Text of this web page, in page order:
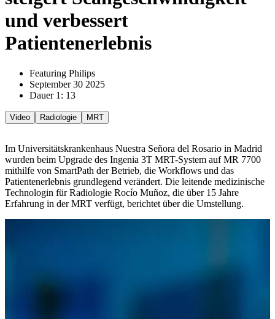
und verbessert
Patientenerlebnis
Featuring Philips
September 30 2025
Dauer 1: 13
Video Radiologie MRT
Im Universitätskrankenhaus Nuestra Señora del Rosario in Madrid
wurden beim Upgrade des Ingenia 3T MRT-System auf MR 7700
mithilfe von SmartPath der Betrieb, die Workflows und das
Patientenerlebnis grundlegend verändert. Die leitende medizinische
Technologin für Radiologie Rocío Muñoz, die über 15 Jahre
Erfahrung in der MRT verfügt, berichtet über die Umstellung.